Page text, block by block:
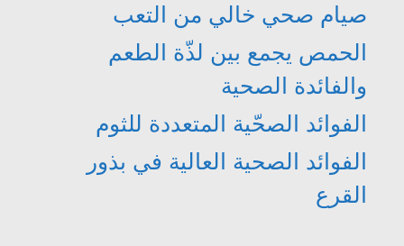
صيام صحي خالي من التعب
الحمص يجمع بين لذّة الطعم
والفائدة الصحية
الفوائد الصحّية المتعددة للثوم
الفوائد الصحية العالية في بذور
القرع